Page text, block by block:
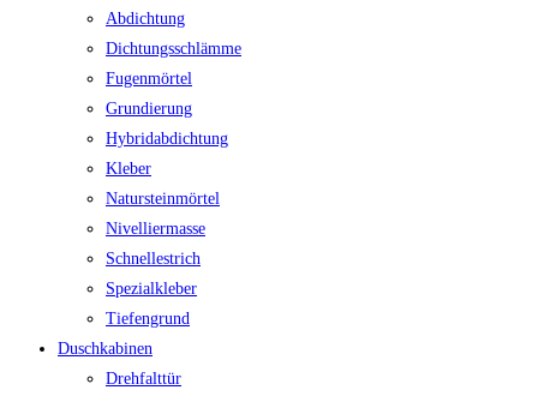
Abdichtung
Dichtungsschlämme
Fugenmörtel
Grundierung
Hybridabdichtung
Kleber
Natursteinmörtel
Nivelliermasse
Schnellestrich
Spezialkleber
Tiefengrund
Duschkabinen
Drehfalttür